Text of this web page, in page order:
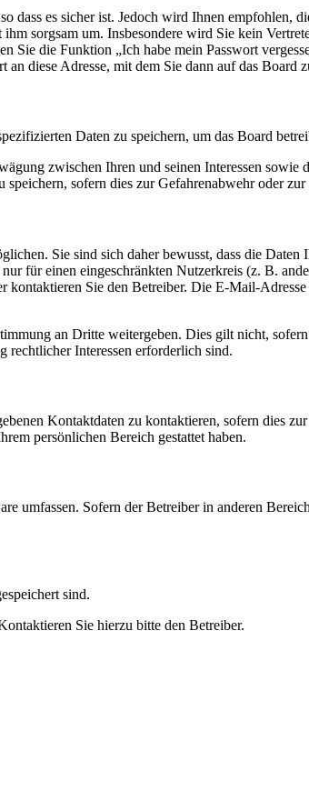
dass es sicher ist. Jedoch wird Ihnen empfohlen,
sorgsam um. Insbesondere wird Sie kein
Sie die Funktion „Ich habe mein Passwort
diese Adresse, mit dem Sie dann auf das Board
Daten zu speichern, um das Board
zwischen Ihren und seinen Interessen
sofern dies zur Gefahrenabwehr oder
Sie sind sich daher bewusst, dass die
für einen eingeschränkten Nutzerkreis (z. B.
kontaktieren Sie den Betreiber. Die E-Mail-
an Dritte weitergeben. Dies gilt nicht,
rechtlicher Interessen erforderlich sind.
Kontaktdaten zu kontaktieren, sofern dies
persönlichen Bereich gestattet haben.
umfassen. Sofern der Betreiber in anderen
sind.
Sie hierzu bitte den Betreiber.